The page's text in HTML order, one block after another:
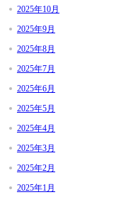
2025年10月
2025年9月
2025年8月
2025年7月
2025年6月
2025年5月
2025年4月
2025年3月
2025年2月
2025年1月